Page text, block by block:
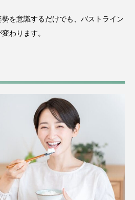
を意識するだけでも、バストライン
わります。